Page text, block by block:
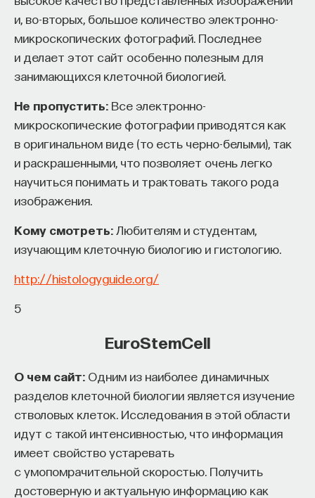
и, во-вторых, большое количество электронно-
микроскопических фотографий. Последнее
и делает этот сайт особенно полезным для
занимающихся клеточной биологией.
Не пропустить: Все электронно-
микроскопические фотографии приводятся как
в оригинальном виде (то есть черно-белыми), так
и раскрашенными, что позволяет очень легко
научиться понимать и трактовать такого рода
изображения.
Кому смотреть: Любителям и студентам,
изучающим клеточную биологию и гистологию.
http://histologyguide.org/
5
EuroStemCell
О чем сайт: Одним из наиболее динамичных
разделов клеточной биологии является изучение
стволовых клеток. Исследования в этой области
идут с такой интенсивностью, что информация
имеет свойство устаревать
с умопомрачительной скоростью. Получить
достоверную и актуальную информацию как
ПАРТНЁР ПРОЕКТА
Что такое партнёрский материал?
ПОДДЕРЖАТЬ ПОСТНАУКУ